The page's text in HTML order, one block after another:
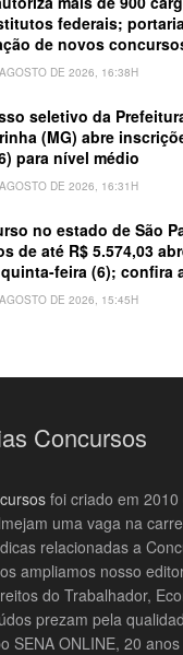
federais;
de novos
DE 2026, 16:38H
seletivo da
(MG) abre
para nível médio
DE 2026, 16:31H
no estado de São
de até R$ 5.574,03
feira (6); confira
DE 2026, 15:45H
Concursos
foi criado em
uma vaga na
relacionadas a
ampliamos nosso
do Trabalhador,
prezam pela
SENA ONLINE, 20